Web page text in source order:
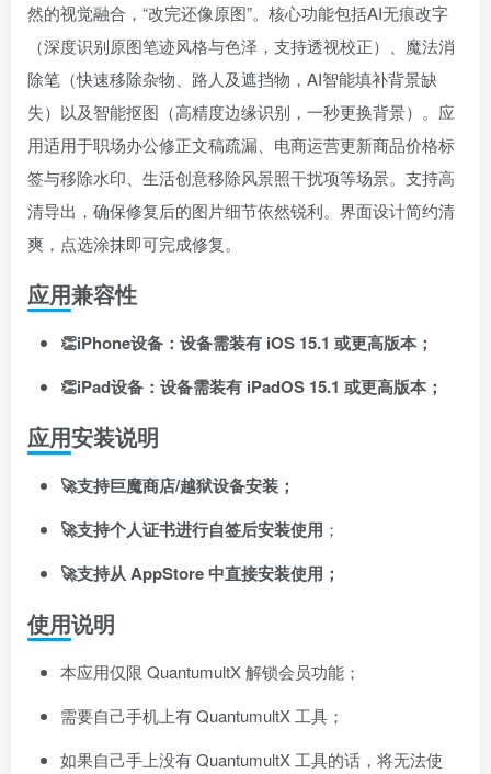
然的视觉融合，“改完还像原图”。核心功能包括AI无痕改字
（深度识别原图笔迹风格与色泽，支持透视校正）、魔法消
除笔（快速移除杂物、路人及遮挡物，AI智能填补背景缺
失）以及智能抠图（高精度边缘识别，一秒更换背景） 。应
用适用于职场办公修正文稿疏漏、电商运营更新商品价格标
签与移除水印、生活创意移除风景照干扰项等场景。支持高
清导出，确保修复后的图片细节依然锐利。界面设计简约清
爽，点选涂抹即可完成修复。
应用兼容性
👏iPhone设备：设备需装有 iOS 15.1 或更高版本；
👏iPad设备：设备需装有 iPadOS 15.1 或更高版本；
应用安装说明
🚀支持巨魔商店/越狱设备安装；
🚀支持个人证书进行自签后安装使用 ；
🚀支持从 AppStore 中直接安装使用；
使用说明
本应用仅限 QuantumultX 解锁会员功能；
需要自己手机上有 QuantumultX 工具；
如果自己手上没有 QuantumultX 工具的话，将无法使
关注公众号后发送 “验证码” 获取验证码
登录
扫码登录即表示同意 用户协议、隐私声明